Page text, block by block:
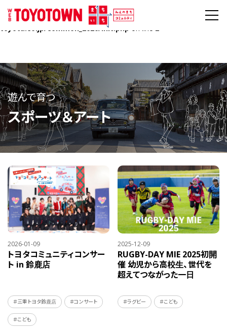
Warning: Undefined array key "HTTPS" in
/home/mietoyota/mie-
toyota.co.jp/public_html/toyotown.mie-
toyota.co.jp/common_2020/init.php on line 2
遊んで育つ
スポーツ＆アート
2026-01-09
トヨタコミュニティコンサー
ト in 鈴鹿店
＃三重トヨタ鈴鹿店 ＃コンサート
＃こども
2025-12-09
RUGBY-DAY MIE 2025初開
催 幼児から高校生、世代を
超えてつながった一日
＃ラグビー ＃こども